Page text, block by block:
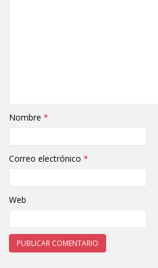
Nombre *
Correo electrónico *
Web